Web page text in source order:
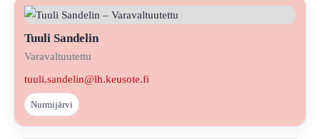
Tuuli Sandelin
Varavaltuutettu
tuuli.sandelin@lh.keusote.fi
Nurmijärvi